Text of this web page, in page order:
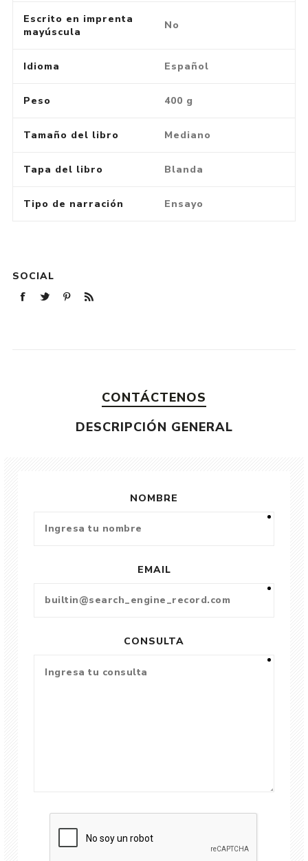
Escrito en imprenta
mayúscula
No
Idioma Español
Peso 400 g
Tamaño del libro Mediano
Tapa del libro Blanda
Tipo de narración Ensayo
SOCIAL
CONTÁCTENOS
DESCRIPCIÓN GENERAL
NOMBRE
EMAIL
CONSULTA